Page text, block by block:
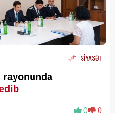
SİYASƏT
0 0